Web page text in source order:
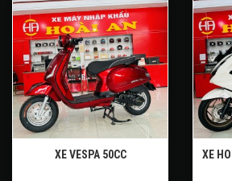
XE VESPA 50CC XE